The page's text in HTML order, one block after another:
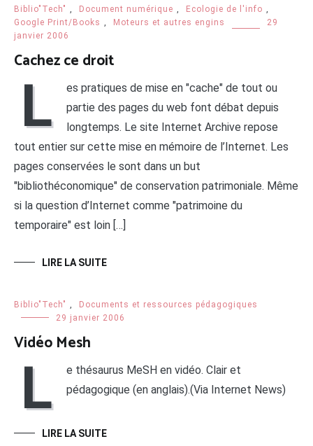
Biblio"Tech" Document numérique Ecologie de l'info
Google Print/Books
Moteurs et autres engins
29
janvier 2006
Cachez ce droit
L
es pratiques de mise en "cache" de tout ou
partie des pages du web font débat depuis
longtemps. Le site Internet Archive repose
tout entier sur cette mise en mémoire de l’Internet. Les
pages conservées le sont dans un but
"bibliothéconomique" de conservation patrimoniale. Même
si la question d’Internet comme "patrimoine du
temporaire" est loin […]
LIRE LA SUITE
Biblio"Tech"
Documents et ressources pédagogiques
29 janvier 2006
Vidéo Mesh
L
e thésaurus MeSH en vidéo. Clair et
pédagogique (en anglais).(Via Internet News)
LIRE LA SUITE